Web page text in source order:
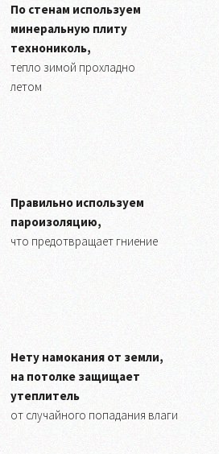
По стенам используем
минеральную плиту
технониколь,
тепло зимой прохладно
летом
Правильно используем
пароизоляцию,
что предотвращает гниение
Нету намокания от земли,
на потолке защищает
утеплитель
от случайного попадания влаги